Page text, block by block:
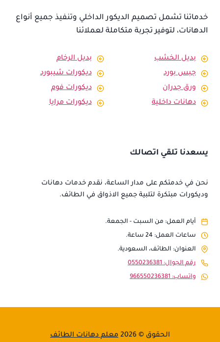
خدماتنا تشمل تصميم الديكور الداخلي وتنفيذ جميع أنواع
الدهانات، لتوفير تجربة متكاملة لعملائنا
بديل الخشب
بديل الرخام
جبس بورد
ديكورات شيبورد
ورق جدران
ديكورات فوم
دهانات داخلية
ديكورات مرايا
يسعدنا تلقي اتصالك
نحن في خدمتكم على مدار الساعة، نقدم خدمات دهانات
وديكورات مبتكرة لتلبية جميع الاذواق في الطائف.
أيام العمل: من السبت - الجمعة.
ساعات العمل: 24 ساعة.
العنوان: الطائف، السعودية.
رقم الجوال: 0550236381
واتساب: 966550236381
الحقوق © 2026 معلم دهانات الطائف